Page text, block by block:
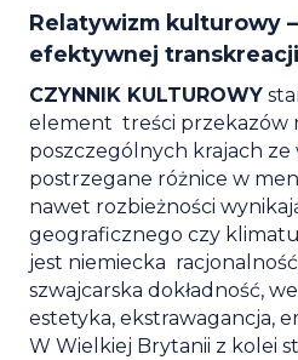
Relatywizm kulturowy
efektywnej transkreacji
CZYNNIK KULTUROWY
element treści przekazów
poszczególnych krajach
postrzegane różnice w
nawet rozbieżności
geograficznego czy
jest niemiecka
szwajcarska dokładność,
estetyka, ekstrawagancja,
W Wielkiej Brytanii z kolei